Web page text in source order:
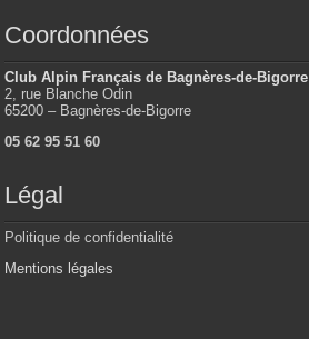
Coordonnées
Club Alpin Français de Bagnères-de-Bigorre
2, rue Blanche Odin
65200 – Bagnères-de-Bigorre
05 62 95 51 60
Légal
Politique de confidentialité
Mentions légales